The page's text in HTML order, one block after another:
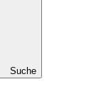
Suche